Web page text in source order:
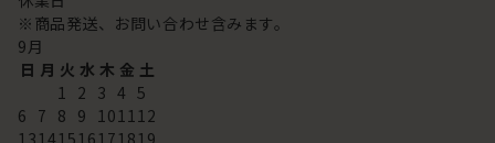
※商品発送、お問い合わせ含みます。
9月
日 月 火 水 木 金 土
1 2 3 4 5
6 7 8 9 101112